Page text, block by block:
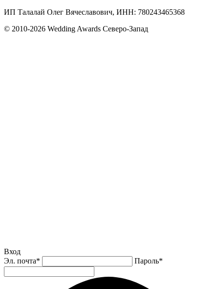
ИП Талалай Олег Вячеславович, ИНН: 780243465368
© 2010-2026 Wedding Awards Северо-Запад
Вход
Эл. почта* Пароль*